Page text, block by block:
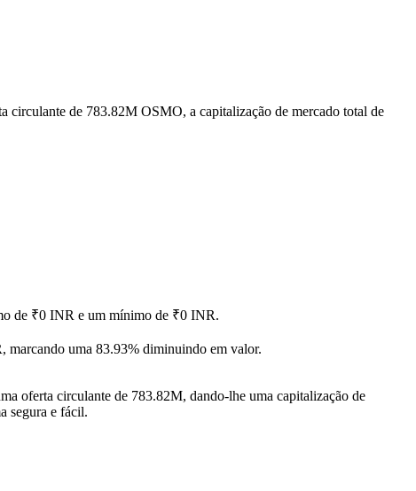
circulante de 783.82M OSMO, a capitalização de mercado total de
de ₹0 INR e um mínimo de ₹0 INR.
uma 83.93% diminuindo em valor.
oferta circulante de 783.82M, dando-lhe uma capitalização de
segura e fácil.